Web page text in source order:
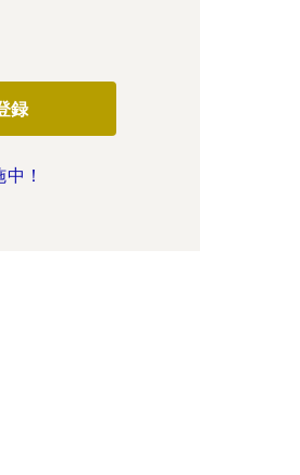
録
！